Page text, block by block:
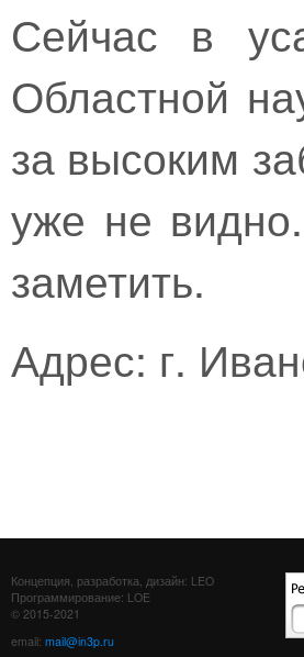
Сейчас в
Областной
за высоким
уже не
заметить.
Адрес: г.
Концепция, разработка, дизайн: LEO
Программирование: LOE
© 2015-2021
email: mail@in3p.ru